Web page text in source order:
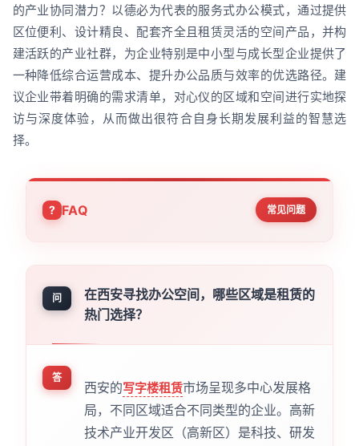
的产业协同潜力？以德必为代表的服务式办公模式，通过提供
区位便利、设计精良、配套齐全且租赁灵活的空间产品，并构
建活跃的产业社群，为企业特别是中小型与成长型企业提供了
一种降低综合运营成本、提升办公品质与效率的优选路径。建
议企业带着明确的需求清单，对心仪的区域和空间进行实地探
访与深度体验，从而做出很符合自身长期发展利益的智慧选
择。
FAQ 常见问题
问
在西安寻找办公空间，哪些区域是租赁的
热门选择？
答
西安的写字楼租赁市场呈现多中心发展格
局，不同区域适合不同类型的企业。高新
技术产业开发区（高新区）是科技、研发